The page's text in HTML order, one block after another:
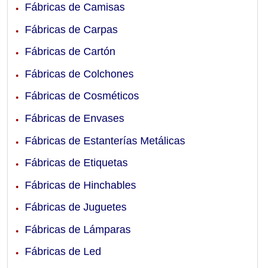
Fábricas de Camisas
Fábricas de Carpas
Fábricas de Cartón
Fábricas de Colchones
Fábricas de Cosméticos
Fábricas de Envases
Fábricas de Estanterías Metálicas
Fábricas de Etiquetas
Fábricas de Hinchables
Fábricas de Juguetes
Fábricas de Lámparas
Fábricas de Led